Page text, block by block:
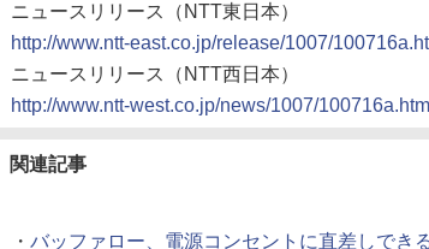
ニュースリリース（NTT東日本）
http://www.ntt-east.co.jp/release/1007/
ニュースリリース（NTT西日本）
http://www.ntt-west.co.jp/news/1007/100716a.html
関連記事
・ バッファロー、電源コンセントに直差しでき